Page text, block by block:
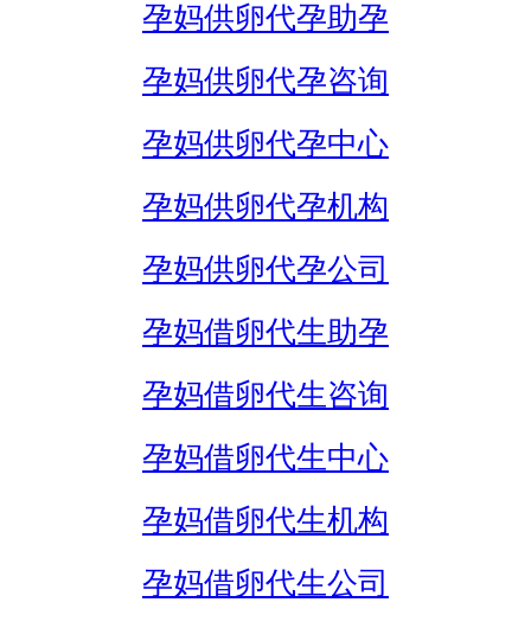
孕妈供卵代孕助孕
孕妈供卵代孕咨询
孕妈供卵代孕中心
孕妈供卵代孕机构
孕妈供卵代孕公司
孕妈借卵代生助孕
孕妈借卵代生咨询
孕妈借卵代生中心
孕妈借卵代生机构
孕妈借卵代生公司